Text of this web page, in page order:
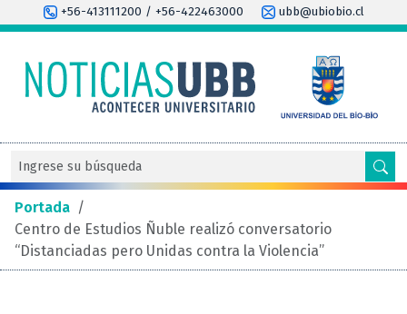
+56-413111200 / +56-422463000 ubb@ubiobio.cl
Portada /
Centro de Estudios Ñuble realizó conversatorio
“Distanciadas pero Unidas contra la Violencia”